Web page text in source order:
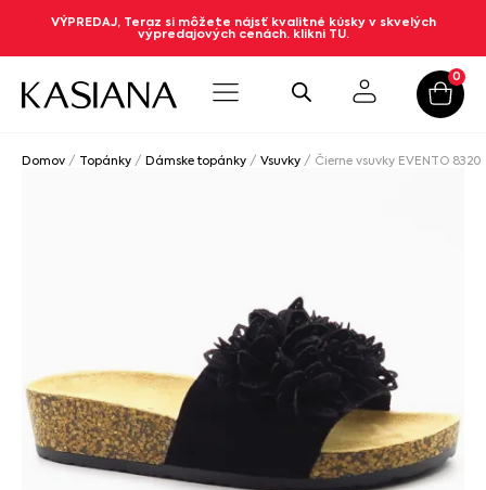
VÝPREDAJ, Teraz si môžete nájsť kvalitné kúsky v skvelých
výpredajových cenách. klikni TU.
0
Domov / Topánky / Dámske topánky / Vsuvky / Čierne vsuvky EVENTO 8320